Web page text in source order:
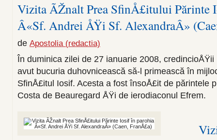
Vizita ÃŽnalt Prea SfinÅ£itului Părinte
Â«Sf. Andrei ÅŸi Sf. AlexandraÂ»
de Apostolia (redactia)
În duminica zilei de 27 ianuarie 2008,
avut bucuria duhovnicească să-l primească în
SfinÅ£itul Iosif. Acesta a fost însoÅ£it de părintele
Costa de Beauregard ÅŸi de ierodiaconul Efrem.